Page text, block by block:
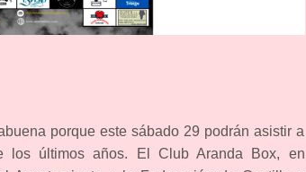
porque este sábado 29 podrán asistir a
los últimos años. El Club Aranda Box, en